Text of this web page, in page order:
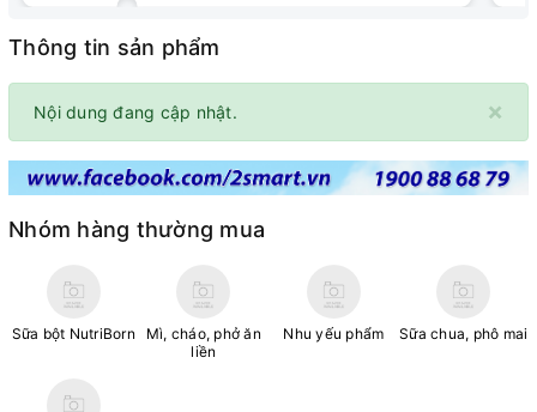
Thông tin sản phẩm
×
Nội dung đang cập nhật.
Nhóm hàng thường mua
Sữa bột NutriBorn
Mì, cháo, phở ăn
liền
Nhu yếu phẩm Sữa chua, phô mai